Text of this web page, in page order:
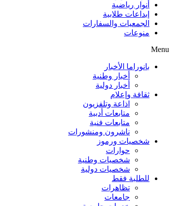
أنوار رياضية
إبداعات طلابية
الجمعيات والسفارات
منوعات
Menu
بانوراما الأخبار
أخبار وطنية
أخبار دولية
ثقافة وإعلام
اذاعة وتلفزيون
متابعات أدبية
متابعات فنية
ناشرون ومنشورات
شخصيات ورموز
حوارات
شخصيات وطنية
شخصيات دولية
للطلبة فقط
تظاهرات
جامعات